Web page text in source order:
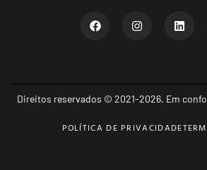
Direitos reservados © 2021-2026. Em
POLÍTICA DE PRIVACIDADE